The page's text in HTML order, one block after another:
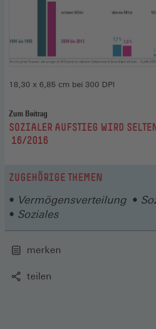
18,30 x 6,85 cm bei 300 DPI
Zum Beitrag
:SOZIALER AUFSTIEG WIRD
16/2016
ZUGEHÖRIGE THEMEN
Vermögensverteilung
Soziales
merken
teilen